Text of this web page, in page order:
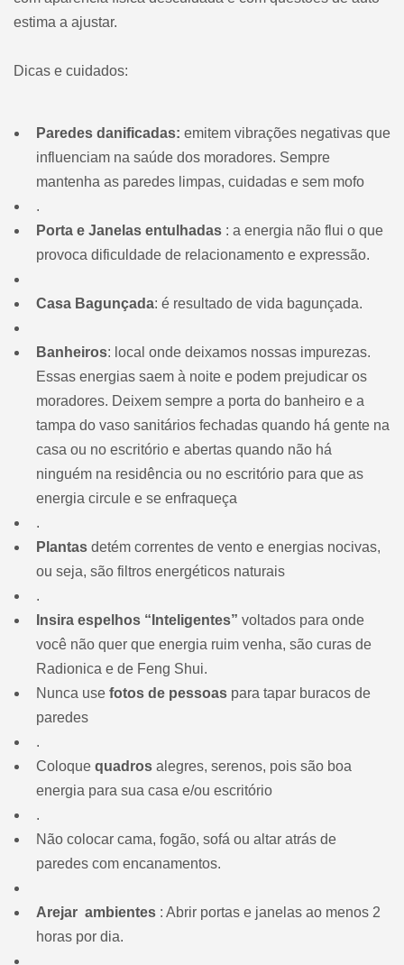
estima a ajustar.
Dicas e cuidados:
Paredes danificadas: emitem vibrações negativas que
influenciam na saúde dos moradores. Sempre
mantenha as paredes limpas, cuidadas e sem mofo
.
Porta e Janelas entulhadas : a energia não flui o que
provoca dificuldade de relacionamento e expressão.
Casa Bagunçada: é resultado de vida bagunçada.
Banheiros: local onde deixamos nossas impurezas.
Essas energias saem à noite e podem prejudicar os
moradores. Deixem sempre a porta do banheiro e a
tampa do vaso sanitários fechadas quando há gente na
casa ou no escritório e abertas quando não há
ninguém na residência ou no escritório para que as
energia circule e se enfraqueça
.
Plantasdetém correntes de vento e energias nocivas,
ou seja, são filtros energéticos naturais
.
Insira espelhos “Inteligentes” voltados para onde
você não quer que energia ruim venha, são curas de
Radionica e de Feng Shui.
Nunca use fotos de pessoaspara tapar buracos de
paredes
.
Coloque quadrosalegres, serenos, pois são boa
energia para sua casa e/ou escritório
.
Não colocar cama, fogão, sofá ou altar atrás de
paredes com encanamentos.
Arejar ambientes : Abrir portas e janelas ao menos 2
horas por dia.